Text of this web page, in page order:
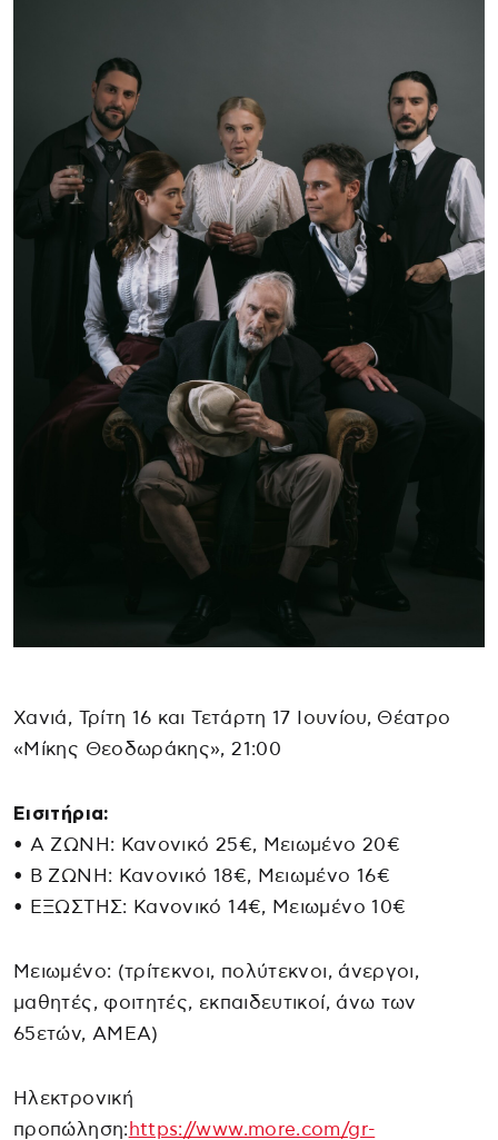
Χανιά, Τρίτη 16 και Τετάρτη 17 Ιουνίου, Θέατρο
«Μίκης Θεοδωράκης», 21:00
Εισιτήρια:
• Α ΖΩΝΗ: Κανονικό 25€, Μειωμένο 20€
• Β ΖΩΝΗ: Κανονικό 18€, Μειωμένο 16€
• ΕΞΩΣΤΗΣ: Κανονικό 14€, Μειωμένο 10€
Μειωμένο: (τρίτεκνοι, πολύτεκνοι, άνεργοι,
μαθητές, φοιτητές, εκπαιδευτικοί, άνω των
65ετών, ΑΜΕΑ)
Ηλεκτρονική
προπώληση: https://www.more.com/gr-